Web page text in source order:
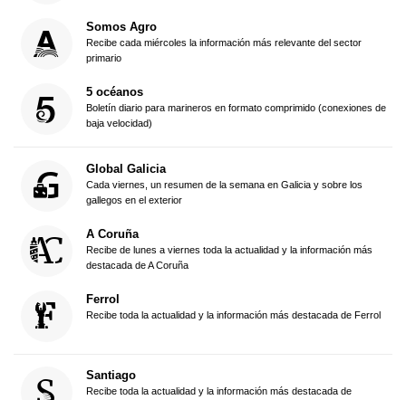
Somos Agro
Recibe cada miércoles la información más relevante del sector
primario
5 océanos
Boletín diario para marineros en formato comprimido (conexiones de
baja velocidad)
Global Galicia
Cada viernes, un resumen de la semana en Galicia y sobre los
gallegos en el exterior
A Coruña
Recibe de lunes a viernes toda la actualidad y la información más
destacada de A Coruña
Ferrol
Recibe toda la actualidad y la información más destacada de Ferrol
Santiago
Recibe toda la actualidad y la información más destacada de